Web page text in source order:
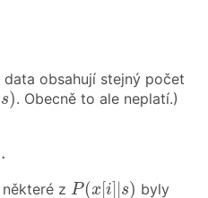
obsahují stejný počet
s). Obecně to ale neplatí.)
.
z P (x[i] |s)
P(x[i]| s) byly